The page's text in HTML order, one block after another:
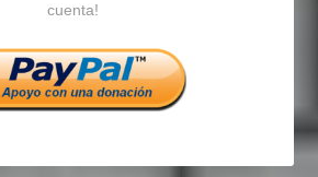
Twitter
Instagram
cuenta!